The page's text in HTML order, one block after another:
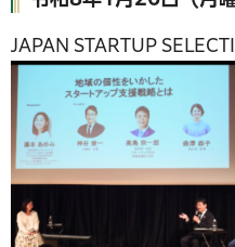
JAPAN STARTUP